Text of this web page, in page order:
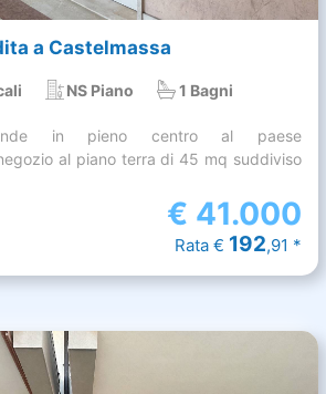
a Castelmassa
NS Piano 1 Bagni
in pieno centro al paese
al piano terra di 45 mq suddiviso
€ 41.000
Rata € 192,91 *